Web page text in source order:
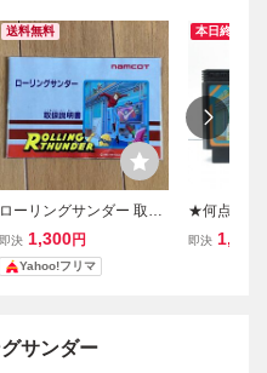
送料無料
ローリングサンダー 取扱
説明書 ファミコン
即決 1,300円
Yahoo!フリマ
本日終了
★何点でも
★ ローリン
即決 1,580
サンダー